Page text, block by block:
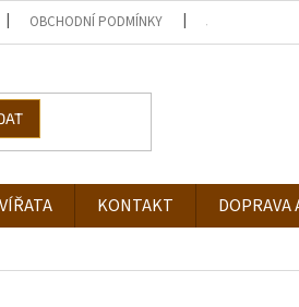
OBCHODNÍ PODMÍNKY JAK NAKUPOVAT
KONTAKT DOPRAVA